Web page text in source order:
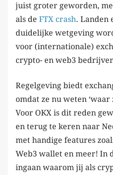
juist groter geworden,
als de FTX crash. Landen
duidelijke wetgeving
voor (internationale)
crypto- en web3
Regelgeving biedt
omdat ze nu weten ‘waar
Voor OKX is dit reden
en terug te keren naar
met handige features
Web3 wallet en meer! In
ingaan waarom jij als